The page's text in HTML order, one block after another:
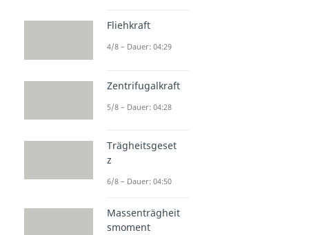
Fliehkraft
4/8 – Dauer: 04:29
Zentrifugalkraft
5/8 – Dauer: 04:28
Trägheitsgeset
z
6/8 – Dauer: 04:50
Massenträgheit
smoment